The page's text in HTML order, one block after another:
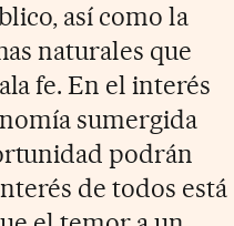
así como la
naturales que
fe. En el interés
sumergida
podrán
de todos está